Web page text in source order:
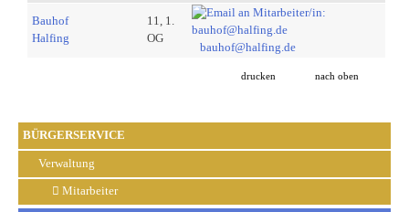
BÜRGERSERVICE
Verwaltung
Mitarbeiter
Bauhof
Halfing
11, 1.
OG
bauhof@halfing.de
drucken nach oben